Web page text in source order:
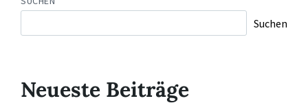
Suchen
Neueste Beiträge